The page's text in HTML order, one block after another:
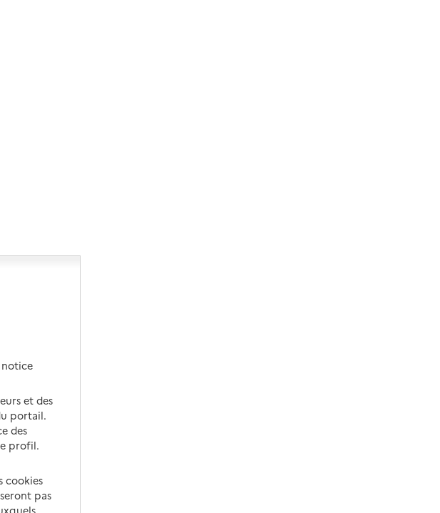
notice
et des
portail.
des
profil.
cookies
pas